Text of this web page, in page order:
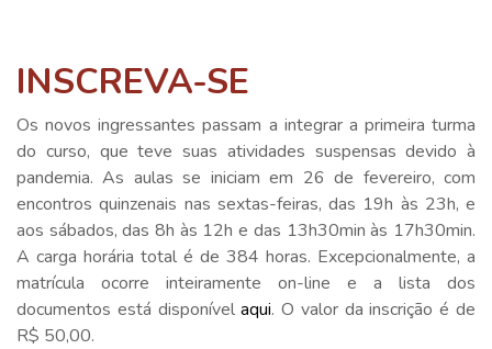
INSCREVA-SE
Os novos ingressantes passam a integrar a primeira turma
do curso, que teve suas atividades suspensas devido à
pandemia. As aulas se iniciam em 26 de fevereiro, com
encontros quinzenais nas sextas-feiras, das 19h às 23h, e
aos sábados, das 8h às 12h e das 13h30min às 17h30min.
A carga horária total é de 384 horas. Excepcionalmente, a
matrícula ocorre inteiramente on-line e a lista dos
documentos está disponívelaqui. O valor da inscrição é de
R$ 50,00.